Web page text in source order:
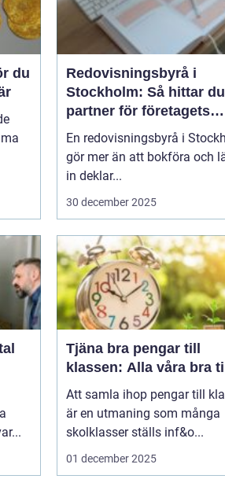
Redovisningsbyrå i
Stockholm: Så hittar
partner för företagets
ekonomi
En redovisningsbyrå i
gör mer än att bokföra och
in deklar...
30 december 2025
Tjäna bra pengar till
klassen: Alla våra bra
Att samla ihop pengar till
är en utmaning som många
skolklasser ställs inf&o...
01 december 2025